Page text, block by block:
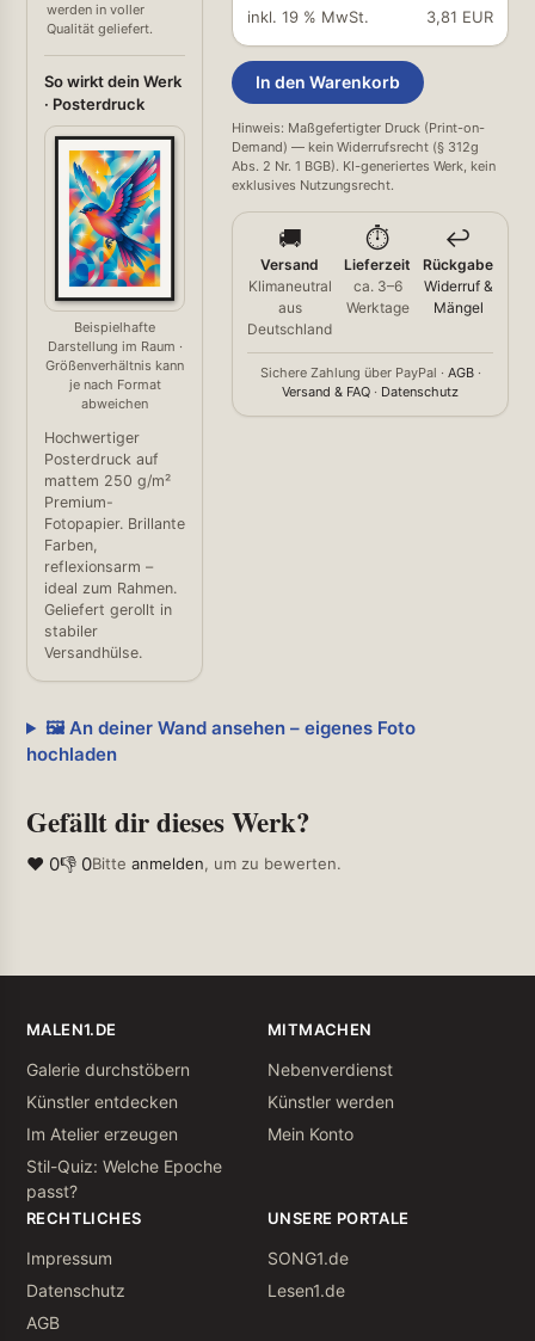
werden in voller
Qualität geliefert.
So wirkt dein Werk
· Posterdruck
Beispielhafte
Darstellung im Raum ·
Größenverhältnis kann
je nach Format
abweichen
Hochwertiger
Posterdruck auf
mattem 250 g/m²
Premium-
Fotopapier. Brillante
Farben,
reflexionsarm –
ideal zum Rahmen.
Geliefert gerollt in
stabiler
Versandhülse.
inkl. 19 % MwSt.
3,81 EUR
In den Warenkorb
Hinweis: Maßgefertigter Druck (Print-on-
Demand) — kein Widerrufsrecht (§ 312g
Abs. 2 Nr. 1 BGB). KI-generiertes Werk, kein
exklusives Nutzungsrecht.
🚚
Versand
Klimaneutral
aus
Deutschland
⏱️
Lieferzeit
ca. 3–6
Werktage
↩️
Rückgabe
Widerruf &
Mängel
Sichere Zahlung über PayPal · AGB·
Versand & FAQ · Datenschutz
🖼️ An deiner Wand ansehen – eigenes Foto
hochladen
Gefällt dir dieses Werk?
❤ 0👎 0Bitte anmelden, um zu bewerten.
MALEN1.DE
Galerie durchstöbern
Künstler entdecken
Im Atelier erzeugen
Stil-Quiz: Welche Epoche
passt?
MITMACHEN
Nebenverdienst
Künstler werden
Mein Konto
RECHTLICHES
Impressum
Datenschutz
AGB
UNSERE PORTALE
SONG1.de
Lesen1.de